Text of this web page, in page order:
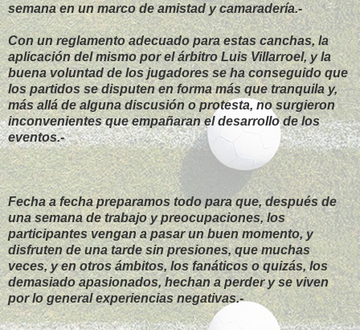
semana en un marco de amistad y camaradería.-
Con un reglamento adecuado para estas canchas, la
aplicación del mismo por el árbitro Luis Villarroel, y la
buena voluntad de los jugadores se ha conseguido que
los partidos se disputen en forma más que tranquila y,
más allá de alguna discusión o protesta, no surgieron
inconvenientes que empañaran el desarrollo de los
eventos.-
Fecha a fecha preparamos todo para que, después de
una semana de trabajo y preocupaciones, los
participantes vengan a pasar un buen momento, y
disfruten de una tarde sin presiones, que muchas
veces, y en otros ámbitos, los fanáticos o quizás, los
demasiado apasionados, hechan a perder y se viven
por lo general experiencias negativas.-